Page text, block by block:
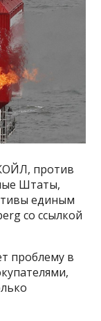
против
Штаты,
единым
со ссылкой
проблему в